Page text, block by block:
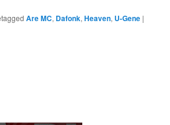
Are MC, Dafonk,Heaven, U-Gene |